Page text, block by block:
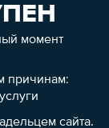
момент
причинам:
сайта.